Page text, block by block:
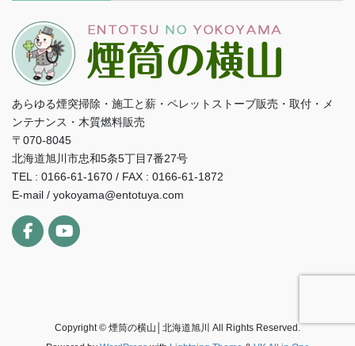
あらゆる煙突掃除・施工と薪・ペレットストーブ販売・取付・メ
ンテナンス・木質燃料販売
〒070-8045
北海道旭川市忠和5条5丁目7番27号
TEL : 0166-61-1670 / FAX : 0166-61-1872
E-mail / yokoyama@entotuya.com
Copyright © 煙筒の横山│北海道旭川 All Rights Reserved.